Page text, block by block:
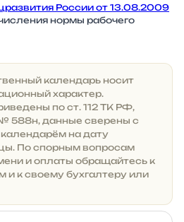
России от 13.08.2009
нормы рабочего
календарь носит
характер.
по ст. 112 ТК РФ,
588н, данные сверены с
на дату
По спорным вопросам
и оплаты обращайтесь к
к своему бухгалтеру или